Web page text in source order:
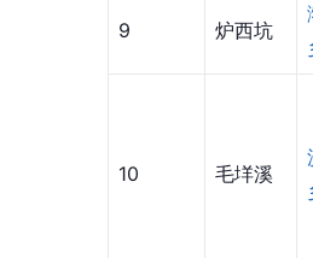
9 炉西坑
10 毛垟溪